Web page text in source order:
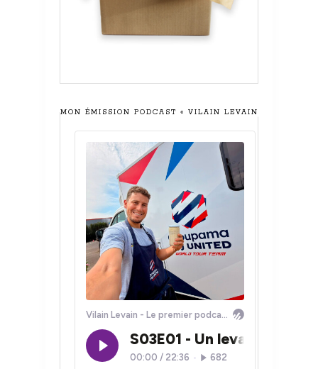
MON ÉMISSION PODCAST « VILAIN LEVAIN »